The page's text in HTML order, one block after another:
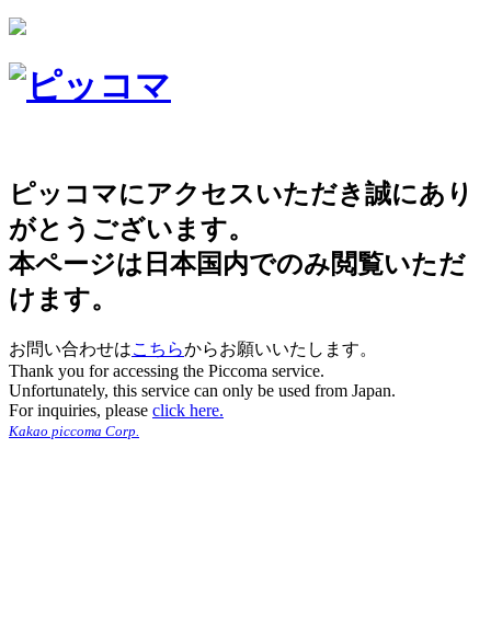
ピッコマにアクセスいただき誠にあり
がとうございます。
本ページは日本国内でのみ閲覧いただ
けます。
お問い合わせはこちらからお願いいたします。
Thank you for accessing the Piccoma service.
Unfortunately, this service can only be used from Japan.
For inquiries, please click here.
Kakao piccoma Corp.